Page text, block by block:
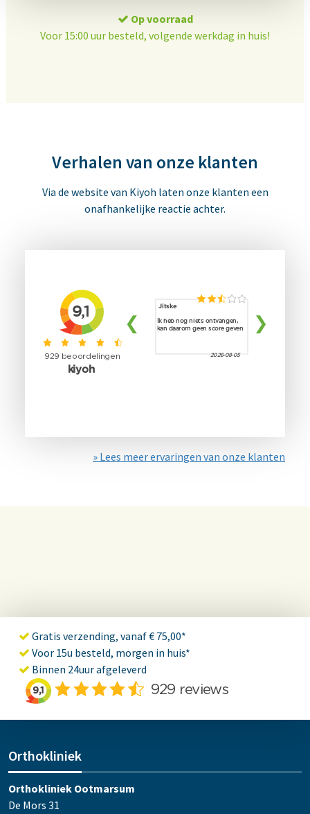
Op voorraad
Voor 15:00 uur besteld, volgende werkdag in huis!
Verhalen van onze klanten
Via de website van Kiyoh laten onze klanten een
onafhankelijke reactie achter.
» Lees meer ervaringen van onze klanten
Gratis verzending, vanaf € 75,00*
Voor 15u besteld, morgen in huis*
Binnen 24uur afgeleverd
Orthokliniek
Orthokliniek Ootmarsum
De Mors 31